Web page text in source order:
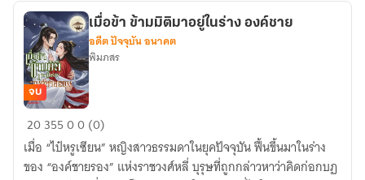
งอ
วี่
หลาน
เป็น
สามี
เมื่อ
ข้า
ข้าม
จบ
เมื่อข้า ข้ามมิติมาอยู่ในร่าง องค์ชาย
อดีต ปัจจุบัน อนาคต
พิมภสร
2035500 (0)
เมื่อ “ไป๋หรูเซียน” หญิงสาวธรรมดาในยุคปัจจุบัน ฟื้นขึ้นมาในร่าง
ของ “องค์ชายรอง” แห่งราชวงศ์หลี่ บุรุษที่ถูกกล่าวหาว่าคิดก่อกบฏ